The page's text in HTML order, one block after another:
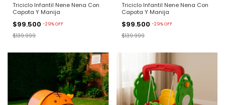
Triciclo Infantil Nene Nena Con
Capota Y Manija
$99.500 -29%OFF
$139.999
Triciclo Infantil Nene Nena Con
Capota Y Manija
$99.500 -29%OFF
$139.999